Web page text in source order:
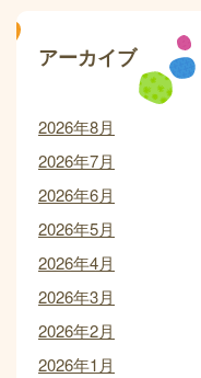
アーカイブ
2026年8月
2026年7月
2026年6月
2026年5月
2026年4月
2026年3月
2026年2月
2026年1月